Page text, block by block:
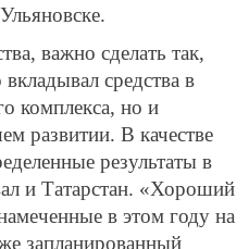
важно сделать так,
средства в
комплекса, но и
развитии. В качестве
результаты в
и Татарстан. «Хороший
в этом году на
запланированный